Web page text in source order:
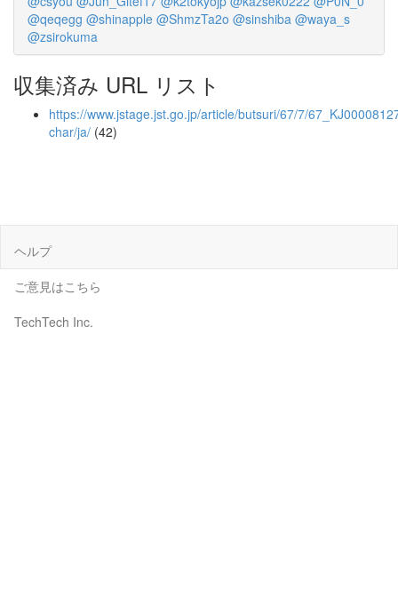
@qeqegg @shinapple @ShmzTa2o @sinshiba @waya_s
@zsirokuma
収集済み URL リスト
https://www.jstage.jst.go.jp/article/butsuri/67/7/
char/ja/ (42)
ヘルプ
ご意見はこちら
TechTech Inc.